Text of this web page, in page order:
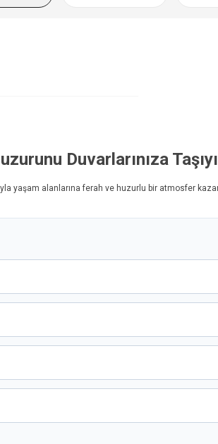
Duvarlarınıza
yaşam alanlarına ferah ve huzurlu bir atmosfer